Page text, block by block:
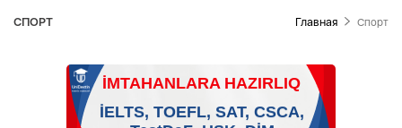
СПОРТ Главная Спорт